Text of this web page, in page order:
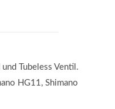
Tubeless Ventil.
HG11, Shimano